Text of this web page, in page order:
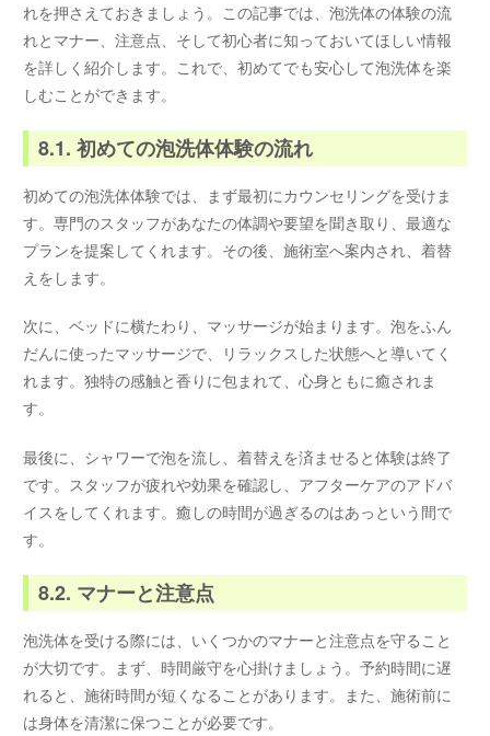
れを押さえておきましょう。この記事では、泡洗体の体験の流
れとマナー、注意点、そして初心者に知っておいてほしい情報
を詳しく紹介します。これで、初めてでも安心して泡洗体を楽
しむことができます。
8.1. 初めての泡洗体体験の流れ
初めての泡洗体体験では、まず最初にカウンセリングを受けま
す。専門のスタッフがあなたの体調や要望を聞き取り、最適な
プランを提案してくれます。その後、施術室へ案内され、着替
えをします。
次に、ベッドに横たわり、マッサージが始まります。泡をふん
だんに使ったマッサージで、リラックスした状態へと導いてく
れます。独特の感触と香りに包まれて、心身ともに癒されま
す。
最後に、シャワーで泡を流し、着替えを済ませると体験は終了
です。スタッフが疲れや効果を確認し、アフターケアのアドバ
イスをしてくれます。癒しの時間が過ぎるのはあっという間で
す。
8.2. マナーと注意点
泡洗体を受ける際には、いくつかのマナーと注意点を守ること
が大切です。まず、時間厳守を心掛けましょう。予約時間に遅
れると、施術時間が短くなることがあります。また、施術前に
は身体を清潔に保つことが必要です。